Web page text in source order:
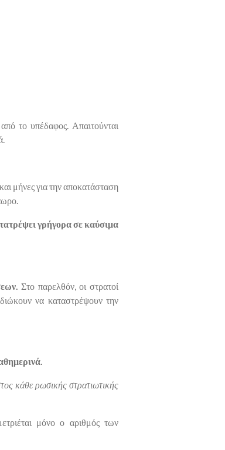
το υπέδαφος. Απαιτούνται
μήνες για την αποκατάσταση
γρήγορα σε καύσιμα
Στο παρελθόν, οι στρατοί
να καταστρέψουν την
κάθε ρωσικής στρατιωτικής
μόνο ο αριθμός των